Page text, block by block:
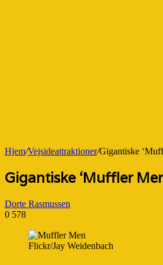
Hjem/Vejsideattraktioner/Gigantiske
Gigantiske ‘Muffler
Dorte Rasmussen
0 578
Flickr/Jay Weidenbach